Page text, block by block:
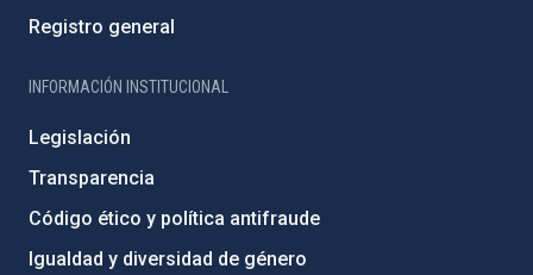
Registro general
INFORMACIÓN INSTITUCIONAL
Legislación
Transparencia
Código ético y política antifraude
Igualdad y diversidad de género